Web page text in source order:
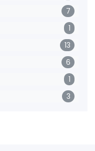
7
1
13
6
1
3